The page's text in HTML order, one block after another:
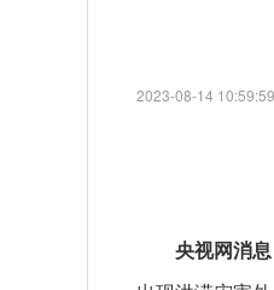
2023-08-14 10:59:59
央视网消